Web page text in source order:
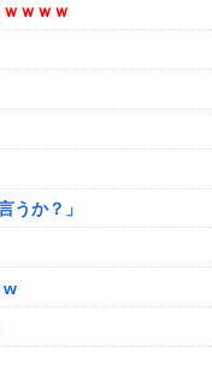
ｗｗｗ
うか？」
w